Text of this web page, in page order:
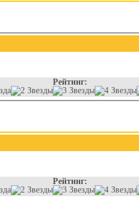
Рейтинг:
Рейтинг: